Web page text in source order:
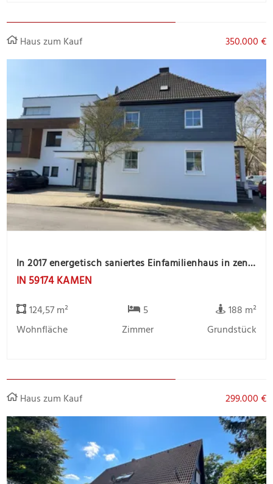
Haus zum Kauf 350.000 €
In 2017 energetisch saniertes Einfamilienhaus in zentrale Stadtlage
IN 59174 KAMEN
124,57 m²
Wohnfläche
5
Zimmer
188 m²
Grundstück
Haus zum Kauf 299.000 €